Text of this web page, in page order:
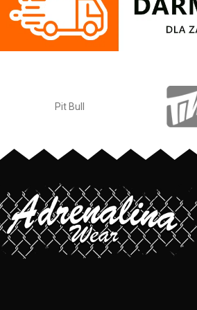
przy karku chroniąca przed otarciami -
silikonowa kwadratowa naszywka na
lewym rękawie z logo marki Pit Bull - duży
wykonane są specjalistyczną technologią
sitodruku przez co są bardzo trwałe -
skład materiału: 80% bawełna / 20%
PRODUCENT: Pit Bull
KOLOR: Granatowy